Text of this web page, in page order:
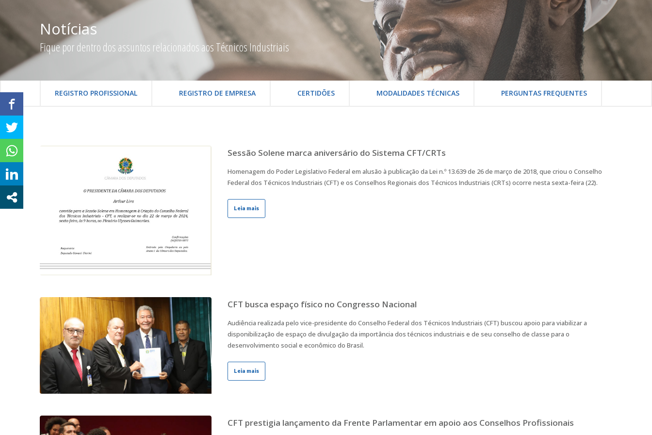
Notícias
Fique por dentro dos assuntos relacionados aos Técnicos Industriais
REGISTRO PROFISSIONAL REGISTRO DE EMPRESA CERTIDÕES MODALIDADES TÉCNICAS PERGUNTAS FREQUENTES
Sessão Solene marca aniversário do Sistema CFT/CRTs
Homenagem do Poder Legislativo Federal em alusão à publicação da Lei n.º 13.639 de 26 de março de 2018, que criou o Conselho
Federal dos Técnicos Industriais (CFT) e os Conselhos Regionais dos Técnicos Industriais (CRTs) ocorre nesta sexta-feira (22).
Leia mais
CFT busca espaço físico no Congresso Nacional
Audiência realizada pelo vice-presidente do Conselho Federal dos Técnicos Industriais (CFT) buscou apoio para viabilizar a
disponibilização de espaço de divulgação da importância dos técnicos industriais e de seu conselho de classe para o
desenvolvimento social e econômico do Brasil.
Leia mais
CFT prestigia lançamento da Frente Parlamentar em apoio aos Conselhos Profissionais